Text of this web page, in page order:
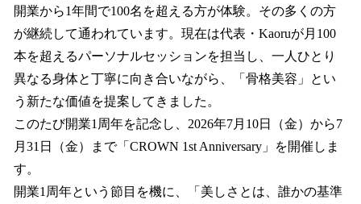
開業から1年間で100名を超える方が体験。その多くの方
が継続して通われています。現在は代表・Kaoruが月100
本を超えるパーソナルセッションを担当し、一人ひとり
異なる身体と丁寧に向き合いながら、「骨格美容」とい
う新たな価値を提案してきました。
このたび開業1周年を記念し、2026年7月10日（金）から7
月31日（金）まで「CROWN 1st Anniversary」を開催しま
す。
開業1周年という節目を機に、「美しさとは、誰かの基準